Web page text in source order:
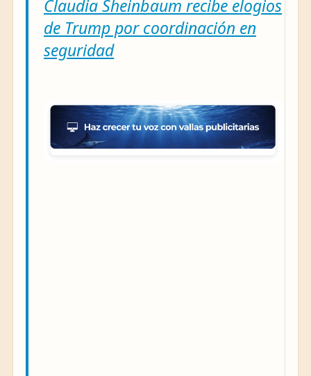
Claudia Sheinbaum recibe elogios
de Trump por coordinación en
seguridad